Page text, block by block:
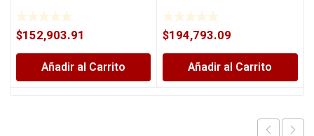
$152,903.91
Añadir al Carrito
$194,793.09
Añadir al Carrito